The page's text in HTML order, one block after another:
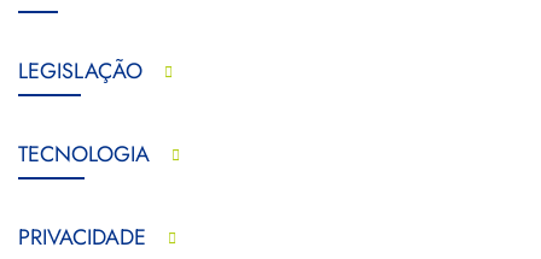
LEGISLAÇÃO
TECNOLOGIA
PRIVACIDADE